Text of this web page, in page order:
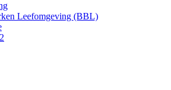
Leefomgeving (BBL)